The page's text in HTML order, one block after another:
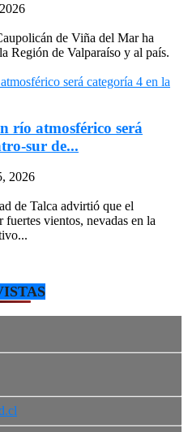
de Viña del Mar ha
Región de Valparaíso y al país.
río atmosférico será
sur de...
2026
de Talca advirtió que el
fuertes vientos, nevadas en la